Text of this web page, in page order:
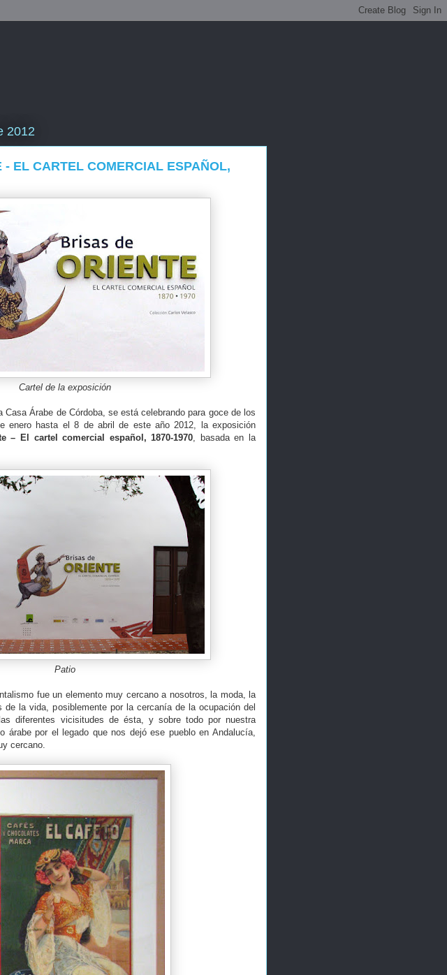
2012
- EL CARTEL COMERCIAL ESPAÑOL,
Cartel de la exposición
Casa Árabe de Córdoba, se está celebrando para goce de los
enero hasta el 8 de abril de este año 2012, la exposición
– El cartel comercial español, 1870-1970, basada en la
Patio
fue un elemento muy cercano a nosotros, la moda, la
de la vida, posiblemente por la cercanía de la ocupación del
diferentes vicisitudes de ésta, y sobre todo por nuestra
árabe por el legado que nos dejó ese pueblo en Andalucía,
cercano.